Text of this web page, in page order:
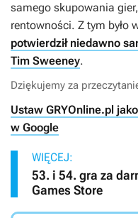
samego skupowania
rentowności. Z tym było
potwierdził niedawno
Tim Sweeney.
Dziękujemy za
Ustaw GRYOnline.pl
w Google
WIĘCEJ:
53. i 54. gra za
Games Store